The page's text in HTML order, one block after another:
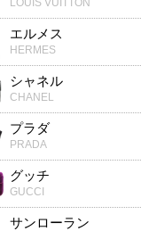
LOUIS VUITTON
エルメス
HERMES
シャネル
CHANEL
プラダ
PRADA
グッチ
GUCCI
サンローラン